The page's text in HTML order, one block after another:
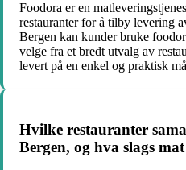
Foodora er en
restauranter for å tilby levering
Bergen kan kunder bruke
velge fra et bredt utvalg av
levert på en enkel og praktisk
Hvilke restauranter
Bergen, og hva slags